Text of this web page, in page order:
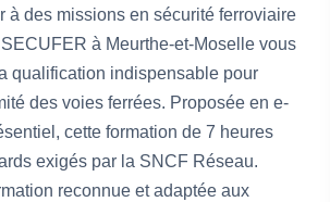
à des missions en sécurité ferroviaire
à Meurthe-et-Moselle vous
qualification indispensable pour
des voies ferrées. Proposée en e-
cette formation de 7 heures
exigés par la SNCF Réseau.
reconnue et adaptée aux